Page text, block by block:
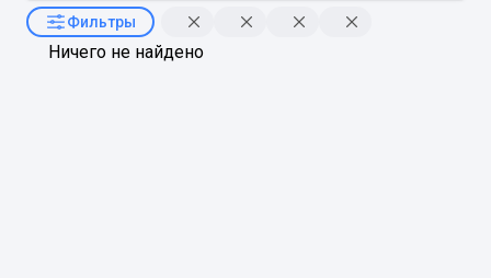
Фильтры
Ничего не найдено